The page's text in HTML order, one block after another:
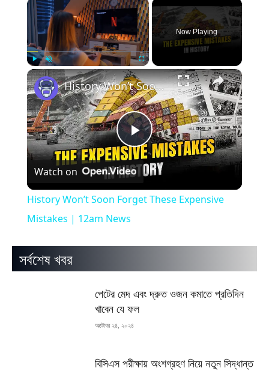
Play Unmute
Now Playing
×
Play
Video
History Won’t Soon Forget These Expensive Mistakes | 12am News
Watch on
History Won’t Soon Forget These Expensive
Mistakes | 12am News
সর্বশেষ খবর
পেটের মেদ এবং দ্রুত ওজন কমাতে প্রতিদিন
খাবেন যে ফল
অক্টোবর ২৪, ২০২৪
বিসিএস পরীক্ষায় অংশগ্রহণ নিয়ে নতুন সিদ্ধান্ত